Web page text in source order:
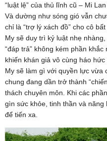
“luật lệ” của thủ lĩnh cũ – Mi
Và dường như sóng gió vẫn
chỉ là “trợ lý xách đồ” cho cô
My sẽ duy trì kỷ luật nhẹ
“đáp trả” không kém phần
khiến khán giả vô cùng háo
My sẽ làm gì với quyền lực vừa
chung đang dần trở thành
thách chuyên môn. Khi các
gìn sức khỏe, tinh thần và
để tiến xa.